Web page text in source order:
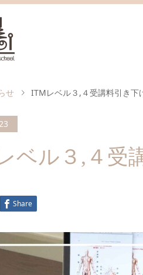
せ ITMレベル３,４受講料引き下
ベル３,４受
Share